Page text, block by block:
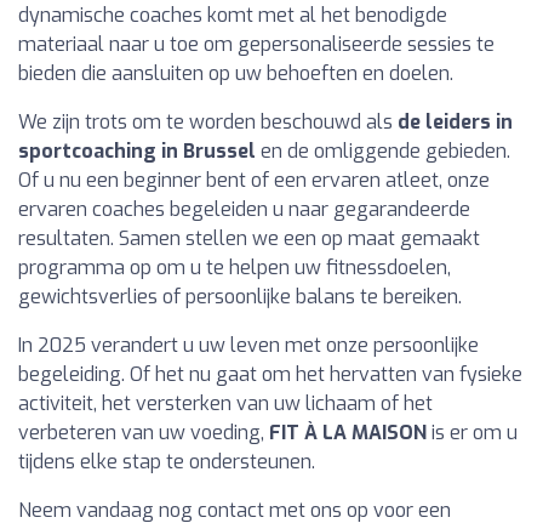
dynamische coaches komt met al het benodigde
materiaal naar u toe om gepersonaliseerde sessies te
bieden die aansluiten op uw behoeften en doelen.
We zijn trots om te worden beschouwd als de leiders in
sportcoaching in Brussel en de omliggende gebieden.
Of u nu een beginner bent of een ervaren atleet, onze
ervaren coaches begeleiden u naar gegarandeerde
resultaten. Samen stellen we een op maat gemaakt
programma op om u te helpen uw fitnessdoelen,
gewichtsverlies of persoonlijke balans te bereiken.
In 2025 verandert u uw leven met onze persoonlijke
begeleiding. Of het nu gaat om het hervatten van fysieke
activiteit, het versterken van uw lichaam of het
verbeteren van uw voeding, FIT À LA MAISONis er om u
tijdens elke stap te ondersteunen.
Neem vandaag nog contact met ons op voor een